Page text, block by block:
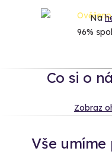
Na
96%
Co si o
Zobraz
Vše